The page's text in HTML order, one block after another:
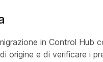
in Control Hub
origine e di verificare i